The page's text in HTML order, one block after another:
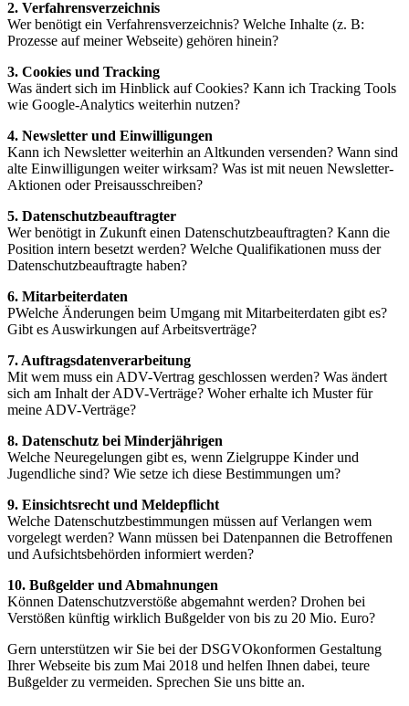
2. Verfahrensverzeichnis
Wer benötigt ein Verfahrensverzeichnis? Welche Inhalte (z. B:
Prozesse auf meiner Webseite) gehören hinein?
3. Cookies und Tracking
Was ändert sich im Hinblick auf Cookies? Kann ich Tracking Tools
wie Google-Analytics weiterhin nutzen?
4. Newsletter und Einwilligungen
Kann ich Newsletter weiterhin an Altkunden versenden? Wann sind
alte Einwilligungen weiter wirksam? Was ist mit neuen Newsletter-
Aktionen oder Preisausschreiben?
5. Datenschutzbeauftragter
Wer benötigt in Zukunft einen Datenschutzbeauftragten? Kann die
Position intern besetzt werden? Welche Qualifikationen muss der
Datenschutzbeauftragte haben?
6. Mitarbeiterdaten
PWelche Änderungen beim Umgang mit Mitarbeiterdaten gibt es?
Gibt es Auswirkungen auf Arbeitsverträge?
7. Auftragsdatenverarbeitung
Mit wem muss ein ADV-Vertrag geschlossen werden? Was ändert
sich am Inhalt der ADV-Verträge? Woher erhalte ich Muster für
meine ADV-Verträge?
8. Datenschutz bei Minderjährigen
Welche Neuregelungen gibt es, wenn Zielgruppe Kinder und
Jugendliche sind? Wie setze ich diese Bestimmungen um?
9. Einsichtsrecht und Meldepflicht
Welche Datenschutzbestimmungen müssen auf Verlangen wem
vorgelegt werden? Wann müssen bei Datenpannen die Betroffenen
und Aufsichtsbehörden informiert werden?
10. Bußgelder und Abmahnungen
Können Datenschutzverstöße abgemahnt werden? Drohen bei
Verstößen künftig wirklich Bußgelder von bis zu 20 Mio. Euro?
Gern unterstützen wir Sie bei der DSGVOkonformen Gestaltung
Ihrer Webseite bis zum Mai 2018 und helfen Ihnen dabei, teure
Bußgelder zu vermeiden. Sprechen Sie uns bitte an.